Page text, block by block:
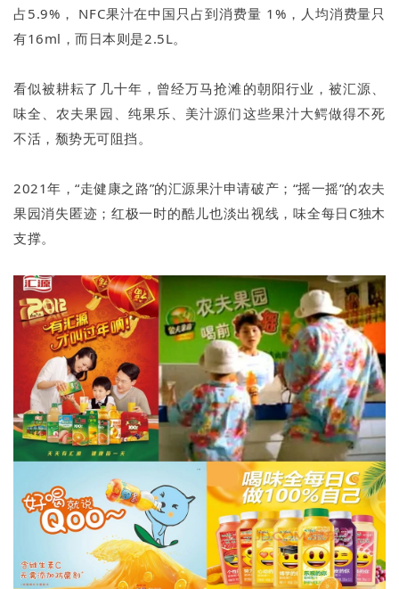
占5.9%， NFC果汁在中国只占到消费量 1%，人均消费量只
有16ml，而日本则是2.5L。
看似被耕耘了几十年，曾经万马抢滩的朝阳行业，被汇源、
味全、农夫果园、纯果乐、美汁源们这些果汁大鳄做得不死
不活，颓势无可阻挡。
2021年，“走健康之路”的汇源果汁申请破产；“摇一摇”的农夫
果园消失匿迹；红极一时的酷儿也淡出视线，味全每日C独木
支撑。